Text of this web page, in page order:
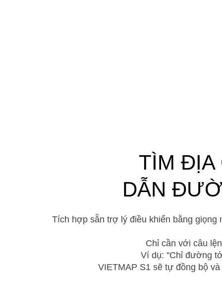
TÌM ĐỊA
DẪN
Tích hợp sẵn trợ lý điều khiển bằng giọng
Chỉ cần với câu
Ví dụ: "Chỉ đường
VIETMAP S1 sẽ tự đồng bộ